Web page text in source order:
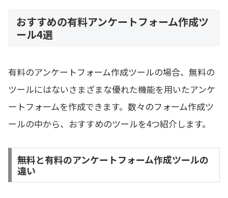
おすすめの有料アンケートフォーム作成ツ
ール4選
有料のアンケートフォーム作成ツールの場合、無料の
ツールにはないさまざまな優れた機能を用いたアンケ
ートフォームを作成できます。数々のフォーム作成ツ
ールの中から、おすすめのツールを4つ紹介します。
無料と有料のアンケートフォーム作成ツールの
違い